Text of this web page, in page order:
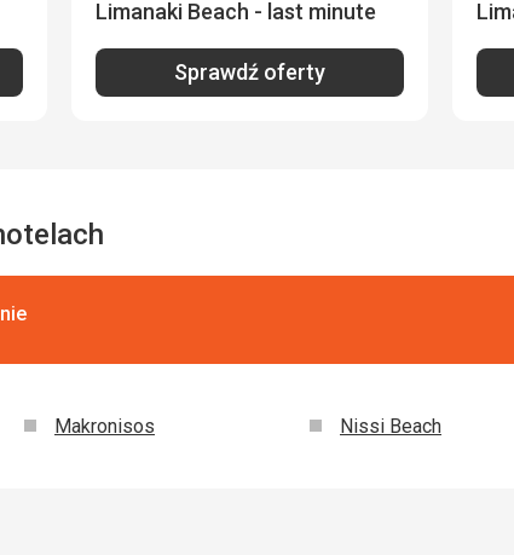
Limanaki Beach - last minute
Sprawdź oferty
Makronisos Nissi Beach